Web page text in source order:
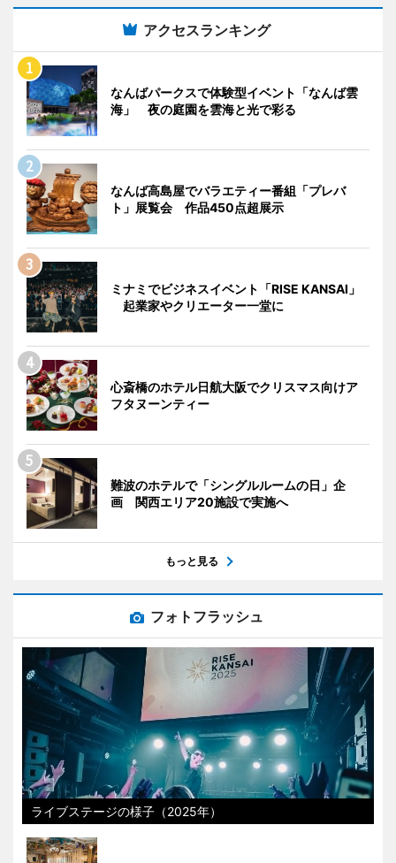
アクセスランキング
なんばパークスで体験型イベント「なんば雲
海」 夜の庭園を雲海と光で彩る
なんば高島屋でバラエティー番組「プレバ
ト」展覧会 作品450点超展示
ミナミでビジネスイベント「RISE KANSAI」
起業家やクリエーター一堂に
心斎橋のホテル日航大阪でクリスマス向けア
フタヌーンティー
難波のホテルで「シングルルームの日」企
画 関西エリア20施設で実施へ
もっと見る
フォトフラッシュ
ライブステージの様子（2025年）